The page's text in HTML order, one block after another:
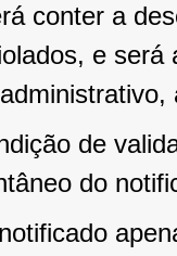
conter a
e
de
do